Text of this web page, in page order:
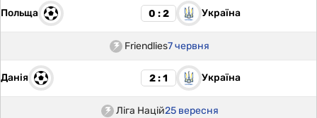
Польща 0 : 2 Україна
Friendlies7 червня
Данія 2 : 1 Україна
Ліга Націй25 вересня